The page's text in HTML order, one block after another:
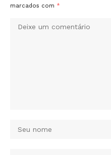
marcados com *